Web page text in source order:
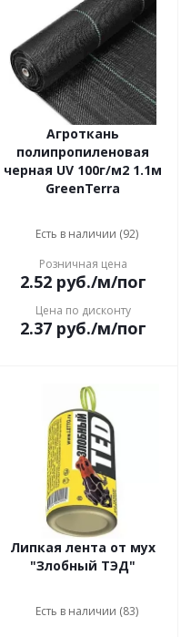
Агроткань
полипропиленовая
черная UV 100г/м2 1.1м
GreenTerra
Есть в наличии (92)
Розничная цена
2.52руб./м/пог
Цена по дисконту
2.37руб./м/пог
Липкая лента от мух
"Злобный ТЭД"
Есть в наличии (83)